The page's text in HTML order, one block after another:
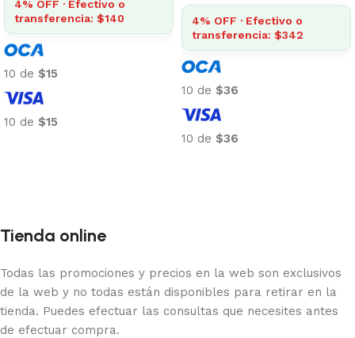
4% OFF · Efectivo o
transferencia: $140
10 de $15
10 de $15
4% OFF · Efectivo o
transferencia: $342
10 de $36
10 de $36
Tienda online
Todas las promociones y precios en la web son exclusivos
de la web y no todas están disponibles para retirar en la
tienda. Puedes efectuar las consultas que necesites antes
de efectuar compra.